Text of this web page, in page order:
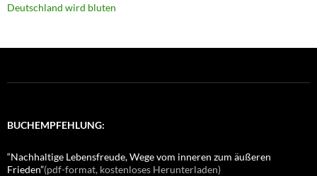
Deutschland wird bluten
BUCHEMPFEHLUNG:
“Nachhaltige Lebensfreude, Wege vom inneren zum äußeren
Frieden”(pdf-format, kostenloses Herunterladen)